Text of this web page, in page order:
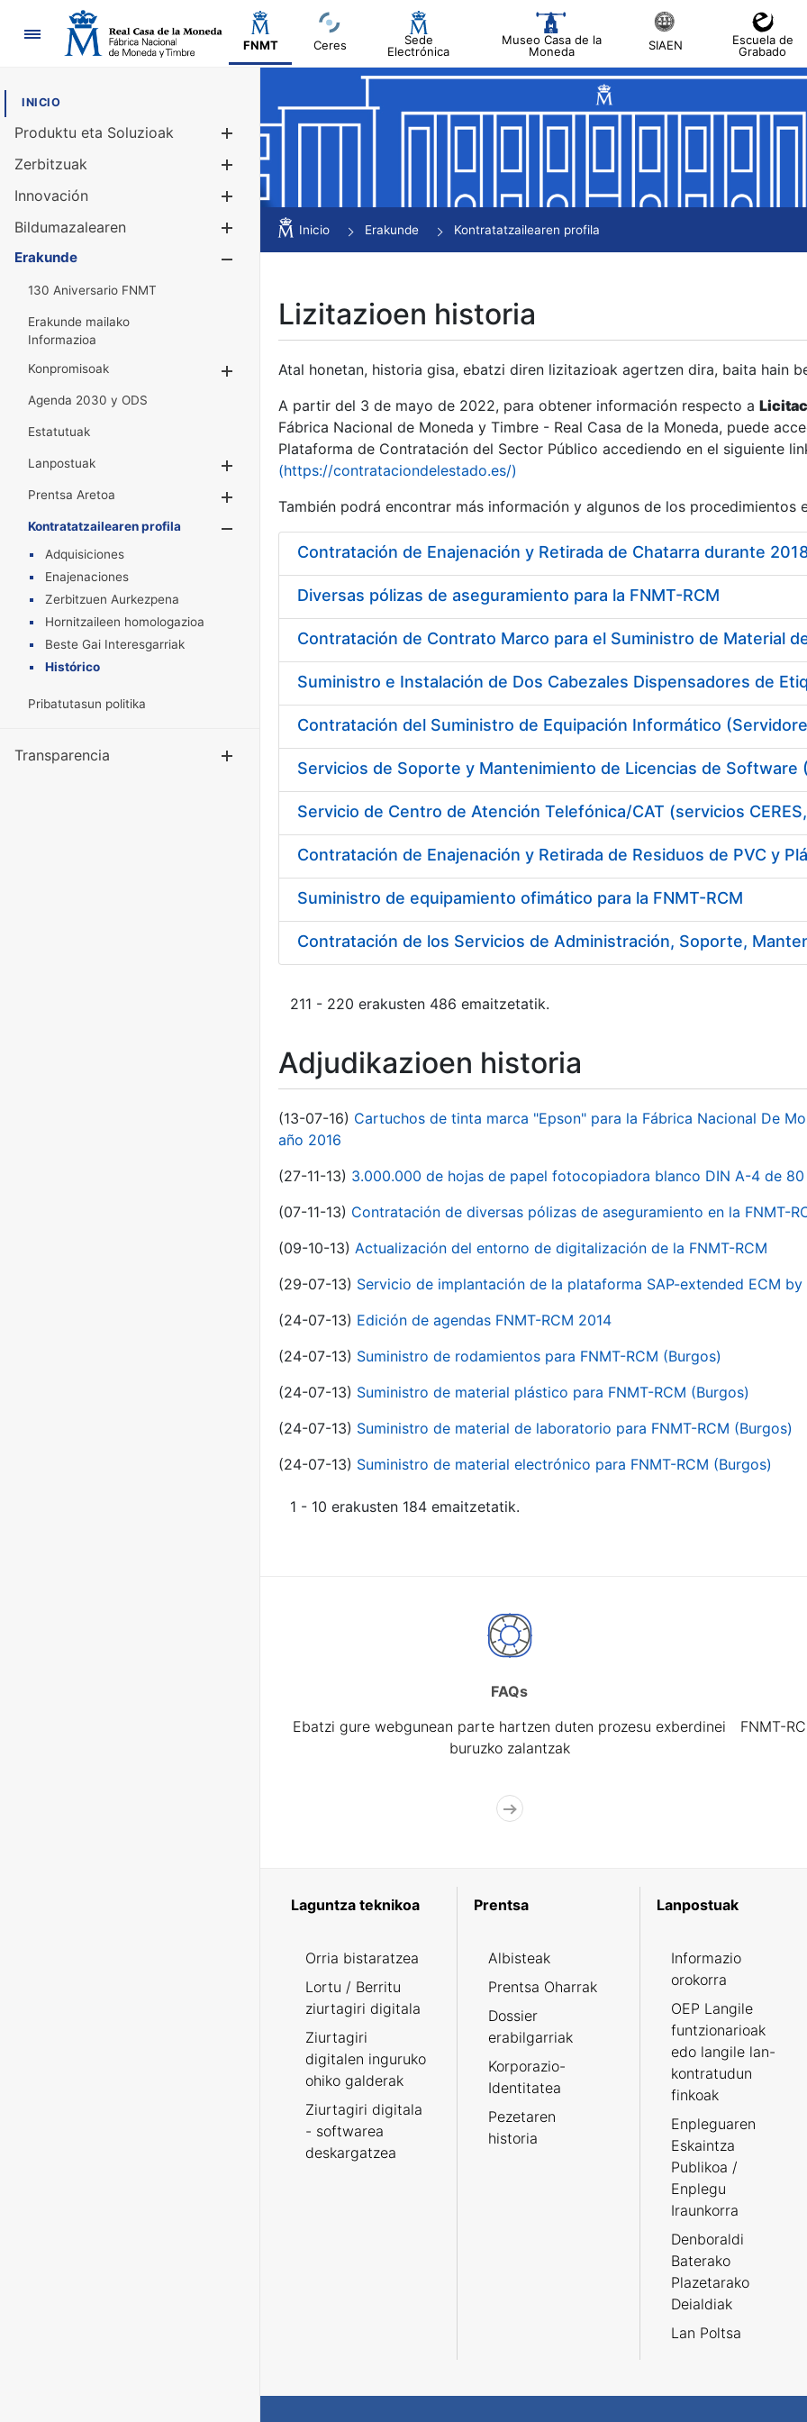
Nabigazioa
FNMT Ceres
Sede
Electrónica
Museo Casa de la
Moneda
SIAEN
Escuela de
Grabado
INICIO
Produktu eta Soluzioak
Erakutsi/Ezkutatu
Zerbitzuak
Innovación
Bildumazalearen
Erakutsi/Ezkutatu
Erakunde
130 Aniversario FNMT
Erakunde mailako
Informazioa
Konpromisoak
Erakutsi/Ezkutatu
Agenda 2030 y ODS
Estatutuak
Lanpostuak
Erakutsi/Ezkutatu
Prentsa Aretoa
Erakutsi/Ezkutatu
Kontratatzailearen profila
Erakutsi/Ezkutatu
Adquisiciones
Enajenaciones
Zerbitzuen Aurkezpena
Hornitzaileen homologazioa
Beste Gai Interesgarriak
Histórico
Pribatutasun politika
Transparencia Erakutsi/Ezkutatu
Inicio Erakunde Kontratatzailearen profila
Lizitazioen historia
Atal honetan, historia gisa, ebatzi diren lizitazioak agertzen dira, baita hain
A partir del 3 de mayo de 2022, para obtener información respecto a
Fábrica Nacional de Moneda y Timbre - Real Casa de la Moneda, puede
Plataforma de Contratación del Sector Público accediendo en el siguiente
(https://contrataciondelestado.es/)
También podrá encontrar más información y algunos de los procedimientos
Contratación de Enajenación y Retirada de Chatarra durante
Diversas pólizas de aseguramiento para la FNMT-RCM
Contratación de Contrato Marco para el Suministro de Material
Suministro e Instalación de Dos Cabezales Dispensadores de
Contratación del Suministro de Equipación Informático
Contratación de Enajenación y Retirada de Residuos de PVC y
Suministro de equipamiento ofimático para la FNMT-RCM
211 - 220 erakusten 486 emaitzetatik.
Adjudikazioen historia
(13-07-16) Cartuchos de tinta marca "Epson" para la Fábrica Nacional De
año 2016
(27-11-13) 3.000.000 de hojas de papel fotocopiadora blanco DIN A-4 de 80
(07-11-13) Contratación de diversas pólizas de aseguramiento en la FNMT-
(09-10-13) Actualización del entorno de digitalización de la FNMT-RCM
(29-07-13) Servicio de implantación de la plataforma SAP-extended ECM by
(24-07-13) Edición de agendas FNMT-RCM 2014
(24-07-13) Suministro de rodamientos para FNMT-RCM (Burgos)
(24-07-13) Suministro de material plástico para FNMT-RCM (Burgos)
(24-07-13) Suministro de material de laboratorio para FNMT-RCM (Burgos)
(24-07-13) Suministro de material electrónico para FNMT-RCM (Burgos)
1 - 10 erakusten 184 emaitzetatik.
FAQs
Ebatzi gure webgunean parte hartzen duten prozesu exberdinei
buruzko zalantzak
FNMT-
Laguntza teknikoa
Orria bistaratzea
Lortu / Berritu
ziurtagiri digitala
Ziurtagiri
digitalen inguruko
ohiko galderak
Ziurtagiri digitala
- softwarea
deskargatzea
Prentsa
Albisteak
Prentsa Oharrak
Dossier
erabilgarriak
Korporazio-
Identitatea
Pezetaren
historia
Lanpostuak
Informazio
orokorra
OEP Langile
funtzionarioak
edo langile lan-
kontratudun
finkoak
Enpleguaren
Eskaintza
Publikoa /
Enplegu
Iraunkorra
Denboraldi
Baterako
Plazetarako
Deialdiak
Lan Poltsa